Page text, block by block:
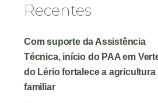
Recentes
Com suporte da Assistência
Técnica, início do PAA em
do Lério fortalece a agricultura
familiar